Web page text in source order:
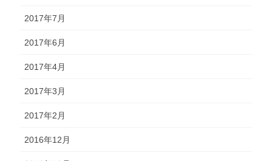
2017年7月
2017年6月
2017年4月
2017年3月
2017年2月
2016年12月